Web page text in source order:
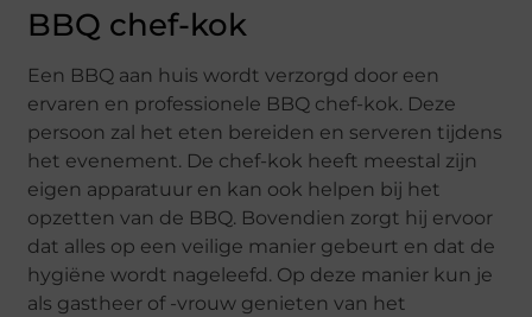
BBQ chef-kok
Een BBQ aan huis wordt verzorgd door een
ervaren en professionele BBQ chef-kok. Deze
persoon zal het eten bereiden en serveren tijdens
het evenement. De chef-kok heeft meestal zijn
eigen apparatuur en kan ook helpen bij het
opzetten van de BBQ. Bovendien zorgt hij ervoor
dat alles op een veilige manier gebeurt en dat de
hygiëne wordt nageleefd. Op deze manier kun je
als gastheer of -vrouw genieten van het